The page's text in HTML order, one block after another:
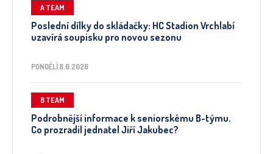
A TEAM
Poslední dílky do skládačky: HC Stadion Vrchlabí
uzavírá soupisku pro novou sezonu
PONDĚLÍ 8.6.2026
B TEAM
Podrobnější informace k seniorskému B-týmu.
Co prozradil jednatel Jiří Jakubec?